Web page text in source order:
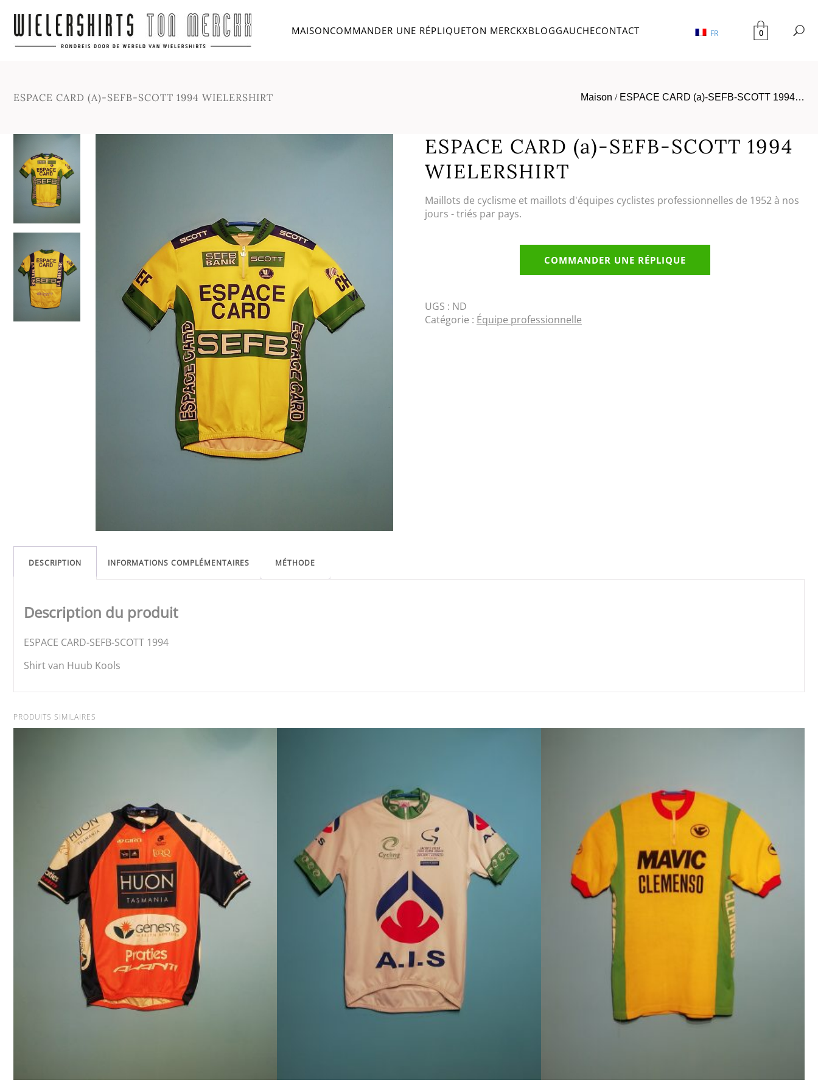
MAISONCOMMANDER UNE RÉPLIQUETON MERCKXBLOGGAUCHECONTACT FR 0
ESPACE CARD (A)-SEFB-SCOTT 1994 WIELERSHIRT Maison / ESPACE CARD (a)-SEFB-SCOTT 1994…
ESPACE CARD (a)-SEFB-SCOTT 1994
WIELERSHIRT
Maillots de cyclisme et maillots d'équipes cyclistes professionnelles de 1952 à nos
jours - triés par pays.
COMMANDER UNE RÉPLIQUE
UGS : ND
Catégorie : Équipe professionnelle
DESCRIPTION INFORMATIONS COMPLÉMENTAIRES MÉTHODE
Description du produit
ESPACE CARD-SEFB-SCOTT 1994
Shirt van Huub Kools
PRODUITS SIMILAIRES